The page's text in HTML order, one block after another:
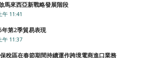
馬來西亞新戰略發展階段
午 11:41
第2季貿易表現
午 11:37
稅區在春節期間持續運作跨境電商進口業務